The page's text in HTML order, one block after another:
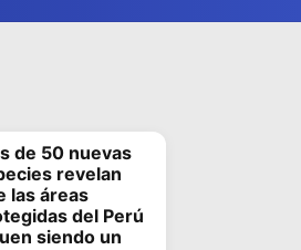
de 50 nuevas
revelan
las áreas
del Perú
siendo un